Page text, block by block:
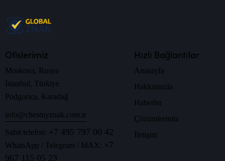
Ofislerimiz
Moskova, Rusya
İstanbul, Türkiye
Podgorica, Karadağ
info@chestnyznak.com.tr
Sabit telefon: +7 495 797 00 42
WhatsApp / Telegram / MAX: +7
967 115 05 23
Hızlı Bağlantılar
Anasayfa
Hakkımızda
Haberler
Çözümlerimiz
İletişim